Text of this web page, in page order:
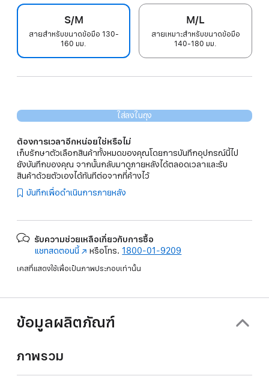
S/M
สายสำหรับขนาดข้อมือ 130-
160 มม.
M/L
สายเหมาะสำหรับขนาดข้อมือ
140-180 มม.
ใส่ลงในถุง
ต้องการเวลาอีกหน่อยใช่หรือไม่
เก็บรักษาตัวเลือกสินค้าทั้งหมดของคุณโดยการบันทึกอุปกรณ์นี้ไป
ยังบันทึกของคุณ จากนั้นกลับมาดูภายหลังได้ตลอดเวลาและรับ
สินค้าด้วยตัวเองได้ทันทีต่อจากที่ค้างไว้
บันทึกเพื่อดำเนินการภายหลัง
รับความช่วยเหลือเกี่ยวกับการซื้อ
แชทสดตอนนี้(เปิด
หน้าต่าง
หรือโทร. 1800-01-9209
เคสที่แสดงใช้เพื่อเป็นภาพประกอบเท่านั้น
ข้อมูลผลิตภัณฑ์
ภาพรวม